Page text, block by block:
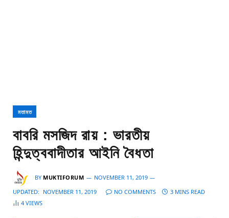
মতামত
বাবরি মসজিদ রায় : ভারতীয়
হিন্দুত্ববাদীতার আইনি বৈধতা
BY MUKTIFORUM
NOVEMBER 11, 2019
UPDATED: NOVEMBER 11, 2019 NO COMMENTS
3 MINS READ
4 VIEWS